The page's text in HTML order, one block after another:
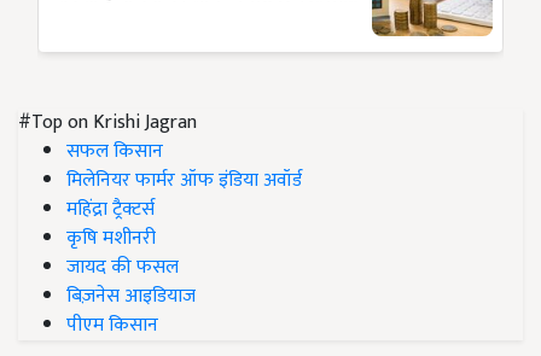
#Top on Krishi Jagran
सफल किसान
मिलेनियर फार्मर ऑफ इंडिया अवॉर्ड
महिंद्रा ट्रैक्टर्स
कृषि मशीनरी
जायद की फसल
बिज़नेस आइडियाज
पीएम किसान